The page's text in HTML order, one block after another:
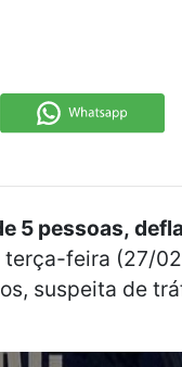
5 pessoas,
feira (27/
suspeita de